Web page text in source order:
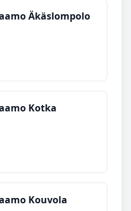
Äkäslompolo
Kotka
Kouvola